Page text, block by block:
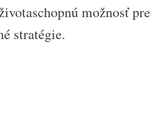
možnosť pre
stratégie.